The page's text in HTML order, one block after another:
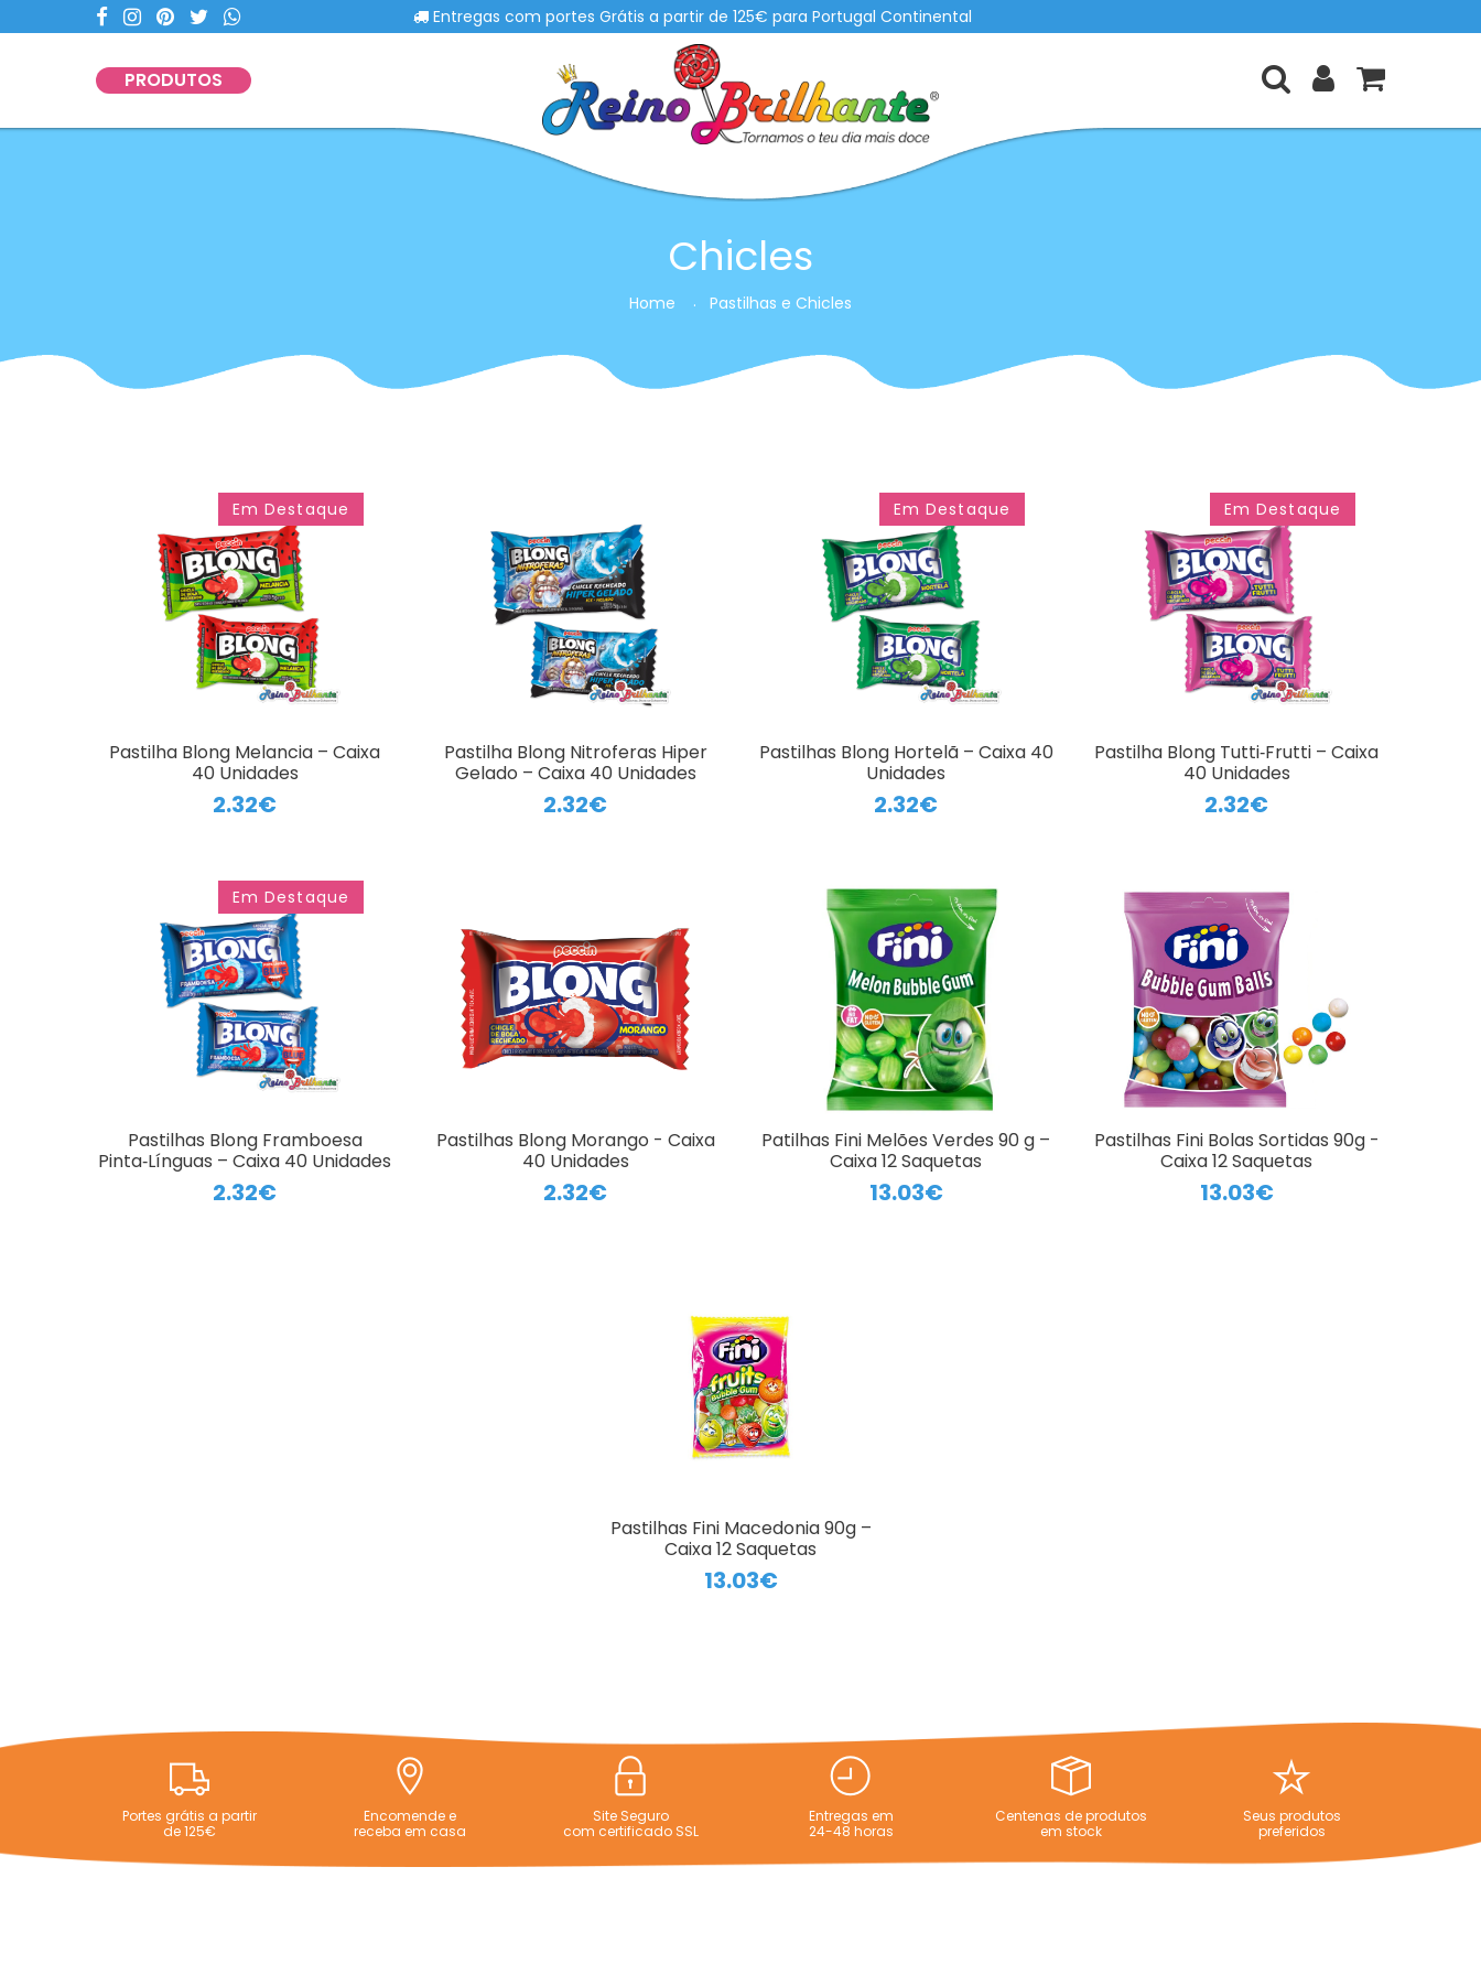
Entregas com portes Grátis a partir de 125€ para Portugal Continental
PRODUTOS
Chicles
Home Pastilhas e Chicles
Em Destaque
Pastilha Blong Melancia – Caixa
40 Unidades
2.32€
Pastilha Blong Nitroferas Hiper
Gelado – Caixa 40 Unidades
2.32€
Em Destaque
Pastilhas Blong Hortelã – Caixa 40
Unidades
2.32€
Em Destaque
Pastilha Blong Tutti‑Frutti – Caixa
40 Unidades
2.32€
Em Destaque
Pastilhas Blong Framboesa
Pinta‑Línguas – Caixa 40 Unidades
2.32€
Pastilhas Blong Morango - Caixa
40 Unidades
2.32€
Patilhas Fini Melões Verdes 90 g –
Caixa 12 Saquetas
13.03€
Pastilhas Fini Bolas Sortidas 90g -
Caixa 12 Saquetas
13.03€
Pastilhas Fini Macedonia 90g –
Caixa 12 Saquetas
13.03€
Portes grátis a partir
de 125€
Encomende e
receba em casa
Site Seguro
com certificado SSL
Entregas em
24-48 horas
Centenas de produtos
em stock
Seus produtos
preferidos